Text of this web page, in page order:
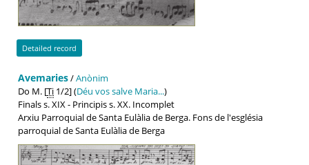
Detailed record
Avemaries/Anònim
Do M. [Ti 1/2] (Déu vos salve Maria...)
Finals s. XIX - Principis s. XX. Incomplet
Arxiu Parroquial de Santa Eulàlia de Berga. Fons de l'església
parroquial de Santa Eulàlia de Berga